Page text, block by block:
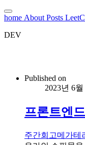
home About Posts
DEV
Published on
2023년 6월
프론트엔
주간회고메가테